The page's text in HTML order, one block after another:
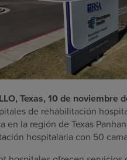
Texas, 10 de noviembre
de rehabilitación
en la región de Texas
hospitalaria con 50